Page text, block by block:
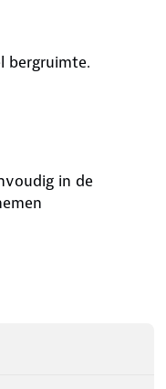
je spullen tegen
stof maakt
klus - even
bevestigen.
rubber loopvlak
bergruimte.
in de